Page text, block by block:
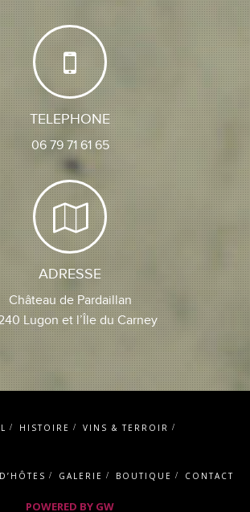
TELEPHONE
06 79 71 61 65
ADRESSE
Château de Pardaillan
Lugon et l’Île du Carney
HISTOIRE VINS & TERROIR
GALERIE BOUTIQUE CONTACT
POWERED BY GW